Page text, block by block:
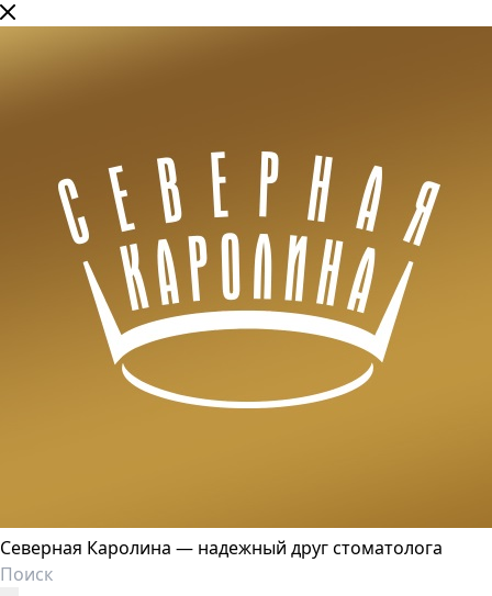
Северная Каролина — надежный друг стоматолога